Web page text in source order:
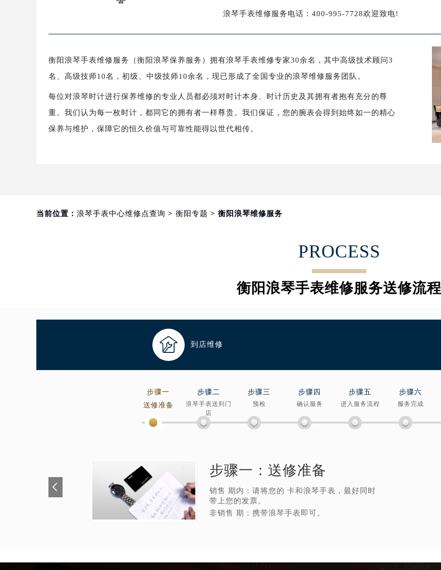
南昌市红谷滩新区红谷中大道998号绿地双子塔（中央广场）A1座办公楼14层07室（需提前预约）
广州市天河区天河路230号万菱汇国际中心写字楼A塔7层704室（需提前预约）
深圳市罗湖区深南东路5001号华润大厦写字楼17层1701室（需提前预约）
惠州市惠城区江北文昌一路7号华贸大厦写字楼1座30层05室（需提前预约）
厦门市思明区湖滨东路95号华润大厦写字楼B座11层1104室（需提前预约）
福州市鼓楼区五四路128-1号恒力城写字楼15层03室（需提前预约）
乌鲁木齐市天山区红山路26号时代广场（CCMALL）C座17层17-B（需提前预约）
哈尔滨市道里区友谊西路600号富力中心T2座写字楼29层03室（需提前预约）
东莞市东城街道鸿福东路1号民盈国贸中心T1写字楼9层907室（需提前预约）
南通市崇川区工农路57号圆融广场写字楼16层1603室（需提前预约）
苏州市苏州工业园区星港街199号苏州中心办公楼C座22层08室（需提前预约）
武汉市江汉区解放大道686号世界贸易大厦38层09室（需提前预约）
南宁市青秀区金湖路59号地王大厦12楼1224室（需提前预约）
泉州市丰泽区宝洲路729号浦西万达中心写字楼A座7楼709室（需提前预约）
青岛市南区山东路6号华润大厦B座22层04室（需提前预约）
烟台市芝罘区胜利路139号万达金融中心A座907室（需提前预约）
石家庄市长安区中山东路39号勒泰中心写字楼B座13层07室（需提前预约）
西安市碑林区南关正街88号华侨城长安国际中心E座6楼10室（需提前预约）
海口市龙华区金贸东路5号海口华润大厦B座17层1707室（需提前预约）
唐山市路南区新华东道100号万达广场写字楼A座10层1002室（需提前预约）
浪琴手表维修服务电话：400-995-7728欢迎致电!
衡阳浪琴手表维修服务（衡阳浪琴保养服务）拥有浪琴手表维修专家30余名，其中高级技术顾问3
名、高级技师10名，初级、中级技师10余名，现已形成了全国专业的浪琴维修服务团队。
每位对浪琴时计进行保养维修的专业人员都必须对时计本身、时计历史及其拥有者抱有充分的尊
重。我们认为每一枚时计，都同它的拥有者一样尊贵。我们保证，您的腕表会得到始终如一的精心
保养与维护，保障它的恒久价值与可靠性能得以世代相传。
当前位置： 浪琴手表中心维修点查询 > 衡阳专题 > 衡阳浪琴维修服务
PROCESS
衡阳浪琴手表维修服务送修流程
 到店维修
步骤一
送修准备
步骤二
浪琴手表送到门
店
步骤三
预检
步骤四
确认服务
步骤五
进入服务流程
步骤六
服务完成
步骤一： 送修准备
销售 期内：请将您的 卡和浪琴手表，最好同时
带上您的发票。
非销售 期：携带浪琴手表即可。